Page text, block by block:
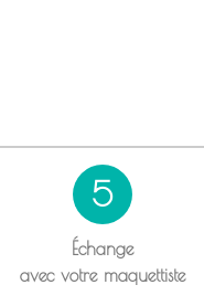
5
Échange
avec votre maquettiste